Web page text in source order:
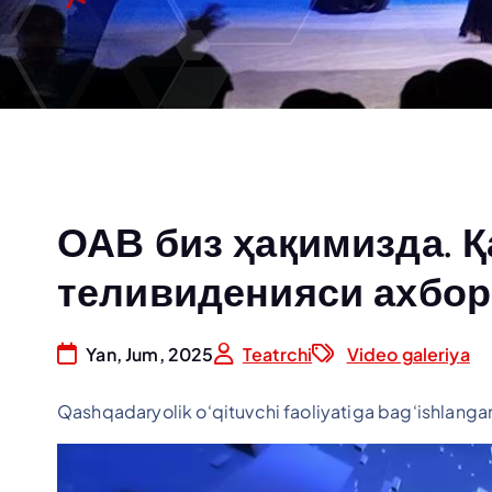
ОАВ биз ҳақимизда.
теливиденияси
Yan, Jum, 2025 Teatrchi Video galeriya
Qashqadaryolik o‘qituvchi faoliyatiga